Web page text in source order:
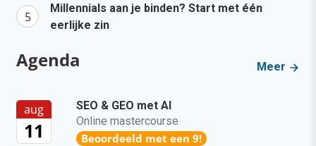
Millennials aan je binden? Start met één
eerlijke zin
Agenda Meer
aug
11
SEO & GEO met AI
Online mastercourse
Beoordeeld met een 9!